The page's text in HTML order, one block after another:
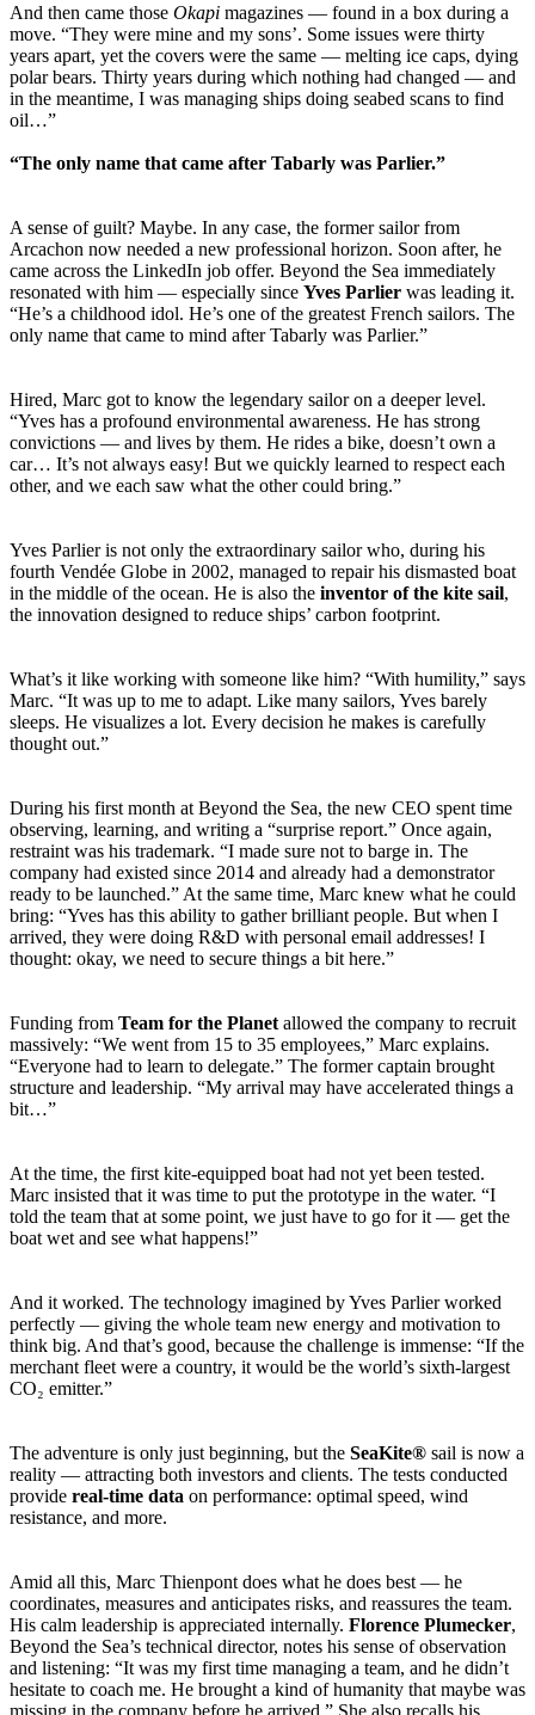
And then came those Okapi magazines — found in a box during a
move. “They were mine and my sons’. Some issues were thirty
years apart, yet the covers were the same — melting ice caps, dying
polar bears. Thirty years during which nothing had changed — and
in the meantime, I was managing ships doing seabed scans to find
oil…”
“The only name that came after Tabarly was Parlier.”
A sense of guilt? Maybe. In any case, the former sailor from
Arcachon now needed a new professional horizon. Soon after, he
came across the LinkedIn job offer. Beyond the Sea immediately
resonated with him — especially since Yves Parlier was leading it.
“He’s a childhood idol. He’s one of the greatest French sailors. The
only name that came to mind after Tabarly was Parlier.”
Hired, Marc got to know the legendary sailor on a deeper level.
“Yves has a profound environmental awareness. He has strong
convictions — and lives by them. He rides a bike, doesn’t own a
car… It’s not always easy! But we quickly learned to respect each
other, and we each saw what the other could bring.”
Yves Parlier is not only the extraordinary sailor who, during his
fourth Vendée Globe in 2002, managed to repair his dismasted boat
in the middle of the ocean. He is also the inventor of the kite sail,
the innovation designed to reduce ships’ carbon footprint.
What’s it like working with someone like him? “With humility,” says
Marc. “It was up to me to adapt. Like many sailors, Yves barely
sleeps. He visualizes a lot. Every decision he makes is carefully
thought out.”
During his first month at Beyond the Sea, the new CEO spent time
observing, learning, and writing a “surprise report.” Once again,
restraint was his trademark. “I made sure not to barge in. The
company had existed since 2014 and already had a demonstrator
ready to be launched.” At the same time, Marc knew what he could
bring: “Yves has this ability to gather brilliant people. But when I
arrived, they were doing R&D with personal email addresses! I
thought: okay, we need to secure things a bit here.”
Funding from Team for the Planet allowed the company to recruit
massively: “We went from 15 to 35 employees,” Marc explains.
“Everyone had to learn to delegate.” The former captain brought
structure and leadership. “My arrival may have accelerated things a
bit…”
At the time, the first kite-equipped boat had not yet been tested.
Marc insisted that it was time to put the prototype in the water. “I
told the team that at some point, we just have to go for it — get the
boat wet and see what happens!”
And it worked. The technology imagined by Yves Parlier worked
perfectly — giving the whole team new energy and motivation to
think big. And that’s good, because the challenge is immense: “If the
merchant fleet were a country, it would be the world’s sixth-largest
CO₂ emitter.”
The adventure is only just beginning, but the SeaKite® sail is now a
reality — attracting both investors and clients. The tests conducted
provide real-time data on performance: optimal speed, wind
resistance, and more.
Amid all this, Marc Thienpont does what he does best — he
coordinates, measures and anticipates risks, and reassures the team.
His calm leadership is appreciated internally. Florence Plumecker,
Beyond the Sea’s technical director, notes his sense of observation
and listening: “It was my first time managing a team, and he didn’t
hesitate to coach me. He brought a kind of humanity that maybe was
missing in the company before he arrived.” She also recalls his